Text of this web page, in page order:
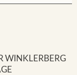
WINKLERBERG